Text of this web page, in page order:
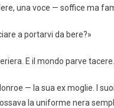
una voce — soffice ma
a portarvi da bere?»
E il mondo parve tacere.
— la sua ex moglie. I
la uniforme nera